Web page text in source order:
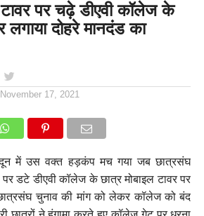
पर चढ़े डीएवी कॉलेज के
लगाया दोहरे मानदंड का
November 17, 2021
में उस वक्त हड़कंप मच गया जब छात्रसंघ
डटे डीएवी कॉलेज के छात्र मोबाइल टावर पर
चुनाव की मांग को लेकर कॉलेज को बंद